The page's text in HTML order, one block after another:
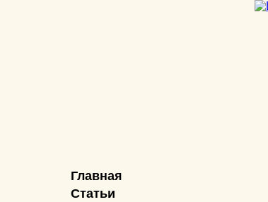
Главная
Статьи